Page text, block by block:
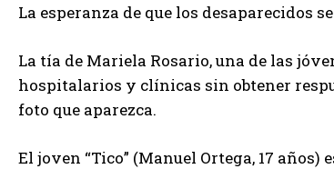
La esperanza de que los desaparecidos
La tía de Mariela Rosario, una de las
hospitalarios y clínicas sin obtener
foto que aparezca.
El joven “Tico” (Manuel Ortega, 17